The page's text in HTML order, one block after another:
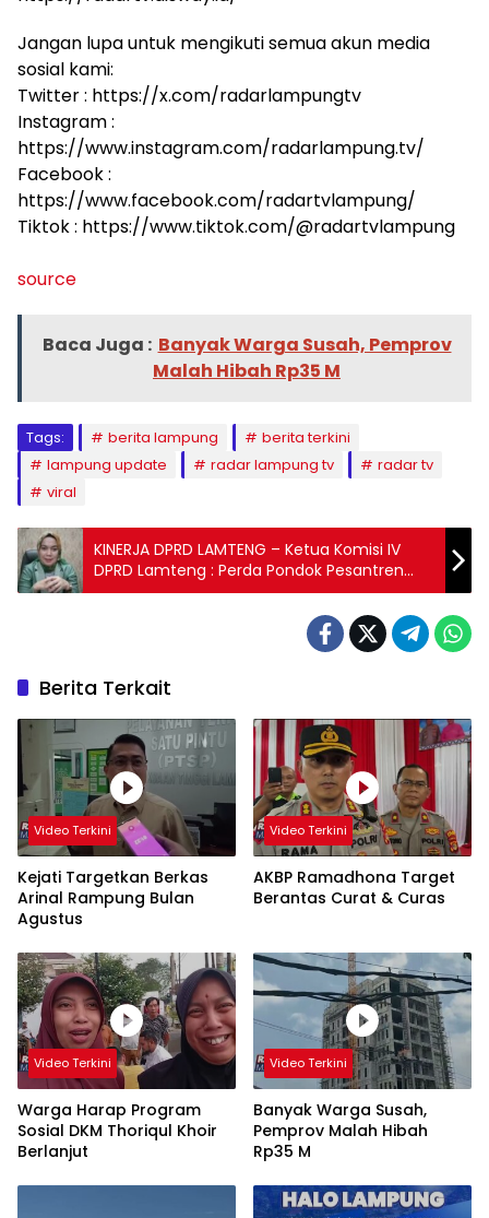
Jangan lupa untuk mengikuti semua akun media
sosial kami:
Twitter : https://x.com/radarlampungtv
Instagram :
https://www.instagram.com/radarlampung.tv/
Facebook :
https://www.facebook.com/radartvlampung/
Tiktok : https://www.tiktok.com/@radartvlampung
source
Baca Juga : Banyak Warga Susah, Pemprov
Malah Hibah Rp35 M
Tags: berita lampung
berita terkini
lampung update
radar lampung tv
radar tv
viral
KINERJA DPRD LAMTENG – Ketua Komisi IV
DPRD Lamteng : Perda Pondok Pesantren
Bisa Memberikan Manfaat
Berita Terkait
Video Terkini
Kejati Targetkan Berkas
Arinal Rampung Bulan
Agustus
Video Terkini
AKBP Ramadhona Target
Berantas Curat & Curas
Video Terkini
Warga Harap Program
Sosial DKM Thoriqul Khoir
Berlanjut
Video Terkini
Banyak Warga Susah,
Pemprov Malah Hibah
Rp35 M